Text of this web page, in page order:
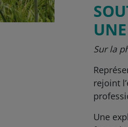
Sur la
rejoint
Une